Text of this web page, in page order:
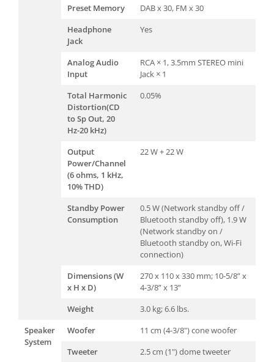
Preset Memory
DAB x 30, FM x 30
Headphone
Jack
Yes
Analog Audio
Input
RCA × 1, 3.5mm STEREO mini
Jack × 1
Total Harmonic
Distortion(CD
to Sp Out, 20
Hz-20 kHz)
0.05%
Output
Power/Channel
(6 ohms, 1 kHz,
10% THD)
22 W + 22 W
Standby Power
Consumption
0.5 W (Network standby off /
Bluetooth standby off), 1.9 W
(Network standby on /
Bluetooth standby on, Wi-Fi
connection)
Dimensions (W
x H x D)
270 x 110 x 330 mm; 10-5/8” x
4-3/8” x 13”
Weight
3.0 kg; 6.6 lbs.
Speaker
System
Woofer
11 cm (4-3/8") cone woofer
Tweeter
2.5 cm (1") dome tweeter